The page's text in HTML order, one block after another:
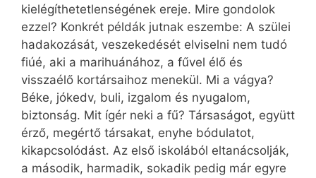
kielégíthetetlenségének ereje. Mire gondolok
ezzel? Konkrét példák jutnak eszembe: A szülei
hadakozását, veszekedését elviselni nem tudó
fiúé, aki a marihuánához, a fűvel élő és
visszaélő kortársaihoz menekül. Mi a vágya?
Béke, jókedv, buli, izgalom és nyugalom,
biztonság. Mit ígér neki a fű? Társaságot, együtt
érző, megértő társakat, enyhe bódulatot,
kikapcsolódást. Az első iskolából eltanácsolják,
a második, harmadik, sokadik pedig már egyre